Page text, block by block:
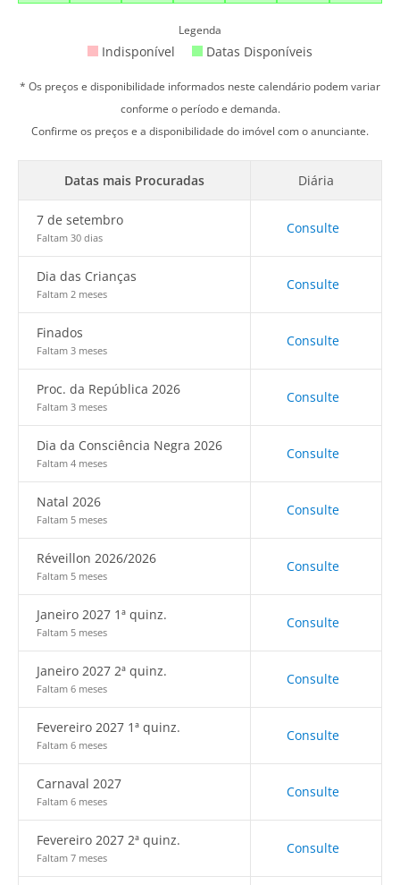
Legenda
Indisponível Datas Disponíveis
* Os preços e disponibilidade informados neste calendário podem variar
conforme o período e demanda.
Confirme os preços e a disponibilidade do imóvel com o anunciante.
Datas mais Procuradas Diária
7 de setembro
Faltam 30 dias
Consulte
Dia das Crianças
Faltam 2 meses
Consulte
Finados
Faltam 3 meses
Consulte
Proc. da República 2026
Faltam 3 meses
Consulte
Dia da Consciência Negra 2026
Faltam 4 meses
Consulte
Natal 2026
Faltam 5 meses
Consulte
Réveillon 2026/2026
Faltam 5 meses
Consulte
Janeiro 2027 1ª quinz.
Faltam 5 meses
Consulte
Janeiro 2027 2ª quinz.
Faltam 6 meses
Consulte
Fevereiro 2027 1ª quinz.
Faltam 6 meses
Consulte
Carnaval 2027
Faltam 6 meses
Consulte
Fevereiro 2027 2ª quinz.
Faltam 7 meses
Consulte